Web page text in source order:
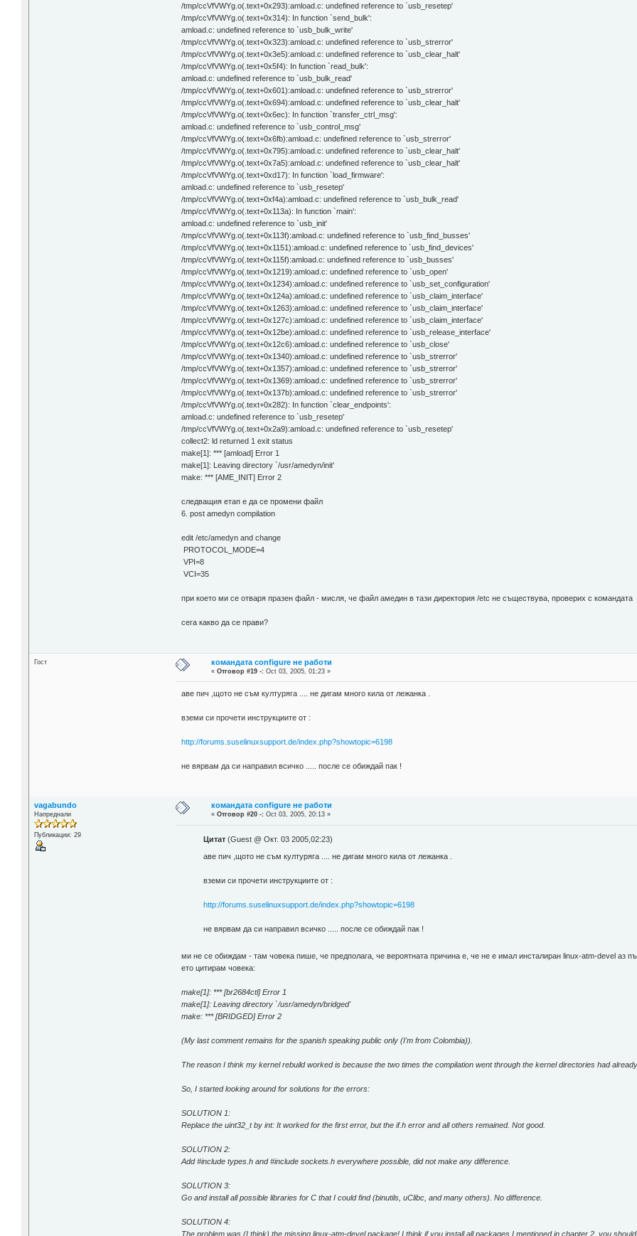
/tmp/ccVfVWYg.o(.text+0x293):amload.c: undefined reference to `usb_resetep'
/tmp/ccVfVWYg.o(.text+0x314): In function `send_bulk':
amload.c: undefined reference to `usb_bulk_write'
/tmp/ccVfVWYg.o(.text+0x323):amload.c: undefined reference to `usb_strerror'
/tmp/ccVfVWYg.o(.text+0x3e5):amload.c: undefined reference to `usb_clear_halt'
/tmp/ccVfVWYg.o(.text+0x5f4): In function `read_bulk':
amload.c: undefined reference to `usb_bulk_read'
/tmp/ccVfVWYg.o(.text+0x601):amload.c: undefined reference to `usb_strerror'
/tmp/ccVfVWYg.o(.text+0x694):amload.c: undefined reference to `usb_clear_halt'
/tmp/ccVfVWYg.o(.text+0x6ec): In function `transfer_ctrl_msg':
amload.c: undefined reference to `usb_control_msg'
/tmp/ccVfVWYg.o(.text+0x6fb):amload.c: undefined reference to `usb_strerror'
/tmp/ccVfVWYg.o(.text+0x795):amload.c: undefined reference to `usb_clear_halt'
/tmp/ccVfVWYg.o(.text+0x7a5):amload.c: undefined reference to `usb_clear_halt'
/tmp/ccVfVWYg.o(.text+0xd17): In function `load_firmware':
amload.c: undefined reference to `usb_resetep'
/tmp/ccVfVWYg.o(.text+0xf4a):amload.c: undefined reference to `usb_bulk_read'
/tmp/ccVfVWYg.o(.text+0x113a): In function `main':
amload.c: undefined reference to `usb_init'
/tmp/ccVfVWYg.o(.text+0x113f):amload.c: undefined reference to `usb_find_busses'
/tmp/ccVfVWYg.o(.text+0x1151):amload.c: undefined reference to `usb_find_devices'
/tmp/ccVfVWYg.o(.text+0x115f):amload.c: undefined reference to `usb_busses'
/tmp/ccVfVWYg.o(.text+0x1219):amload.c: undefined reference to `usb_open'
/tmp/ccVfVWYg.o(.text+0x1234):amload.c: undefined reference to `usb_set_configuration'
/tmp/ccVfVWYg.o(.text+0x124a):amload.c: undefined reference to `usb_claim_interface'
/tmp/ccVfVWYg.o(.text+0x1263):amload.c: undefined reference to `usb_claim_interface'
/tmp/ccVfVWYg.o(.text+0x127c):amload.c: undefined reference to `usb_claim_interface'
/tmp/ccVfVWYg.o(.text+0x12be):amload.c: undefined reference to `usb_release_interface'
/tmp/ccVfVWYg.o(.text+0x12c6):amload.c: undefined reference to `usb_close'
/tmp/ccVfVWYg.o(.text+0x1340):amload.c: undefined reference to `usb_strerror'
/tmp/ccVfVWYg.o(.text+0x1357):amload.c: undefined reference to `usb_strerror'
/tmp/ccVfVWYg.o(.text+0x1369):amload.c: undefined reference to `usb_strerror'
/tmp/ccVfVWYg.o(.text+0x137b):amload.c: undefined reference to `usb_strerror'
/tmp/ccVfVWYg.o(.text+0x282): In function `clear_endpoints':
amload.c: undefined reference to `usb_resetep'
/tmp/ccVfVWYg.o(.text+0x2a9):amload.c: undefined reference to `usb_resetep'
collect2: ld returned 1 exit status
make[1]: *** [amload] Error 1
make[1]: Leaving directory `/usr/amedyn/init'
make: *** [AME_INIT] Error 2
следващия етап е да се промени файл
6. post amedyn compilation
edit /etc/amedyn and change
PROTOCOL_MODE=4
VPI=8
VCI=35
при което ми се отваря празен файл - мисля, че файл амедин в тази директория /etc не съществува, проверих с командата
сега какво да се прави?
Гост командата configure не работи
«Отговор #19 -: Oct 03, 2005, 01:23 »
аве пич ,щото не съм културяга .... не дигам много кила от лежанка .
вземи си прочети инструкциите от :
http://forums.suselinuxsupport.de/index.php?showtopic=6198
не вярвам да си направил всичко ..... после се обиждай пак !
vagabundo
Напреднали
Публикации: 29
командата configure не работи
«Отговор #20 -: Oct 03, 2005, 20:13 »
Цитат(Guest @ Окт. 03 2005,02:23)
аве пич ,щото не съм културяга .... не дигам много кила от лежанка .
вземи си прочети инструкциите от :
http://forums.suselinuxsupport.de/index.php?showtopic=6198
не вярвам да си направил всичко ..... после се обиждай пак !
ми не се обиждам - там човека пише, че предполага, че вероятната причина е, че не е имал инсталиран linux-atm-devel аз
ето цитирам човека:
make[1]: *** [br2684ctl] Error 1
make[1]: Leaving directory `/usr/amedyn/bridged'
make: *** [BRIDGED] Error 2
(My last comment remains for the spanish speaking public only (I'm from Colombia)).
The reason I think my kernel rebuild worked is because the two times the compilation went through the kernel directories had
So, I started looking around for solutions for the errors:
SOLUTION 1:
Replace the uint32_t by int: It worked for the first error, but the if.h error and all others remained. Not good.
SOLUTION 2:
Add #include types.h and #include sockets.h everywhere possible, did not make any difference.
SOLUTION 3:
Go and install all possible libraries for C that I could find (binutils, uClibc, and many others). No difference.
SOLUTION 4:
The problem was (I think) the missing linux-atm-devel package! I think if you install all packages I mentioned in chapter 2, you